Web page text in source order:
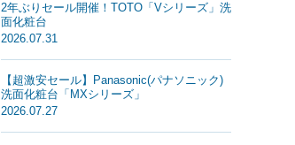
2年ぶりセール開催！TOTO「Vシリーズ」洗
面化粧台
2026.07.31
【超激安セール】Panasonic(パナソニック)
洗面化粧台「MXシリーズ」
2026.07.27